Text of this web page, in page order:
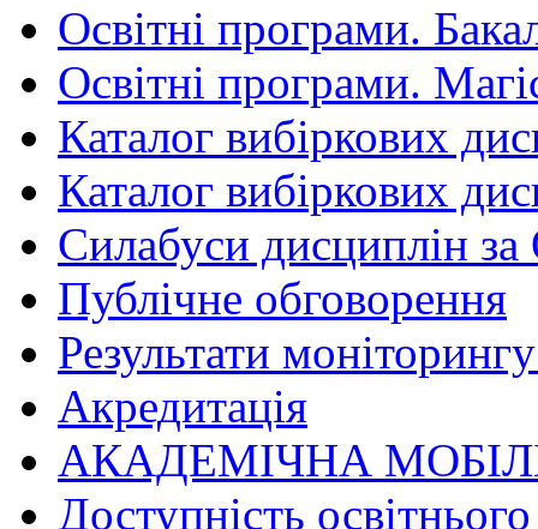
Освітні програми.
Освітні програми.
Каталог вибіркових
Каталог вибіркових
Силабуси дисциплін
Публічне обговорення
Результати
Акредитація
АКАДЕМІЧНА
Доступність